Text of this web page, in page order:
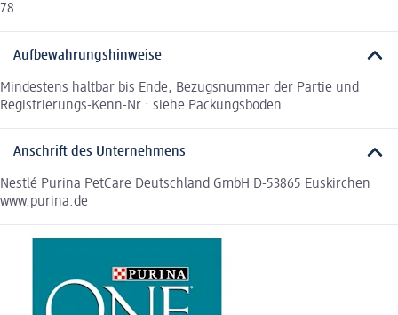
78
Aufbewahrungshinweise
Mindestens haltbar bis Ende, Bezugsnummer der Partie und
Registrierungs-Kenn-Nr.: siehe Packungsboden.
Anschrift des Unternehmens
Nestlé Purina PetCare Deutschland GmbH D-53865 Euskirchen
www.purina.de